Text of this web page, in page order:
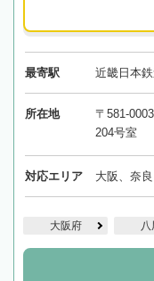
最寄駅 近畿日本
所在地
〒581-
204号室
対応エリア 大阪、奈
大阪府 八